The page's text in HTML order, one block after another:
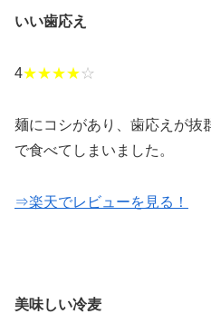
いい歯応え
4★★★★☆
麺にコシがあり、歯応えが抜
で食べてしまいました。
⇒楽天でレビューを見る！
美味しい冷麦